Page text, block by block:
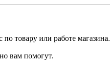
товару или работе магазина.
вам помогут.